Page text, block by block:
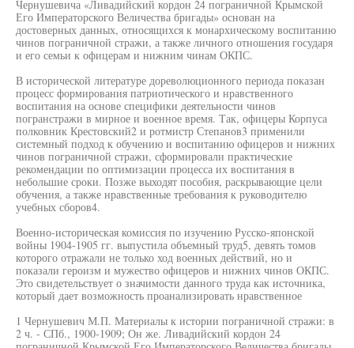
Чернушевича «Ливадийский кордон 24 пограничной Крымской
Его Императорского Величества бригады» основан на
достоверных данных, относящихся к монархическому воспитанию
чинов пограничной стражи, а также личного отношения государя
и его семьи к офицерам и нижним чинам ОКПС.
В исторической литературе дореволюционного периода показан
процесс формирования патриотического и нравственного
воспитания на основе специфики деятельности чинов
погранстражи в мирное и военное время. Так, офицеры Корпуса
полковник Крестовский2 и ротмистр Степанов3 применили
системный подход к обучению и воспитанию офицеров и нижних
чинов пограничной стражи, сформировали практические
рекомендации по оптимизации процесса их воспитания в
небольшие сроки. Позже выходят пособия, раскрывающие цели
обучения, а также нравственные требования к руководителю
учебных сборов4.
Военно-историческая комиссия по изучению Русско-японской
войны 1904-1905 гг. выпустила объемный труд5, девять томов
которого отражали не только ход военных действий, но и
показали героизм и мужество офицеров и нижних чинов ОКПС.
Это свидетельствует о значимости данного труда как источника,
который дает возможность проанализировать нравственное
1 Чернушевич М.П. Материалы к истории пограничной стражи: в
2 ч. - СПб., 1900-1909; Он же. Ливадийский кордон 24